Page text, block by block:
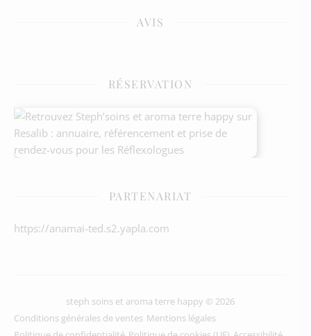
AVIS
RÉSERVATION
PARTENARIAT
https://anamai-ted.s2.yapla.com
steph soins et aroma terre happy © 2026
Conditions générales de ventes Mentions légales